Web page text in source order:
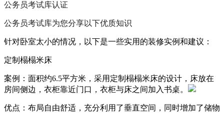
公务员考试库认证
公务员考试库为您分享以下优质知识
针对卧室太小的情况，以下是一些实用的装修实例和建议：
定制榻榻米床
案例：面积约6.5平方米，采用定制榻榻米床的设计，床放在
房间侧边，衣柜靠近门口，衣柜与床之间加入书桌。
优点：布局自由舒适，充分利用了垂直空间，同时增加了储物